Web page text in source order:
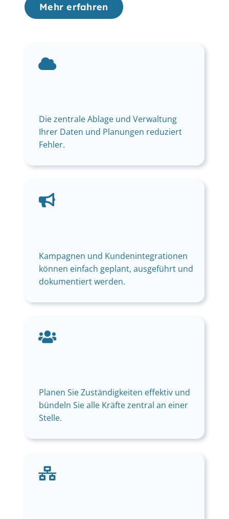
Die zentrale Ablage und Verwaltung
Ihrer Daten und Planungen reduziert
Fehler.
Kampagnen und Kundenintegrationen
können einfach geplant, ausgeführt und
dokumentiert werden.
Planen Sie Zuständigkeiten effektiv und
bündeln Sie alle Kräfte zentral an einer
Stelle.
Mehr erfahren